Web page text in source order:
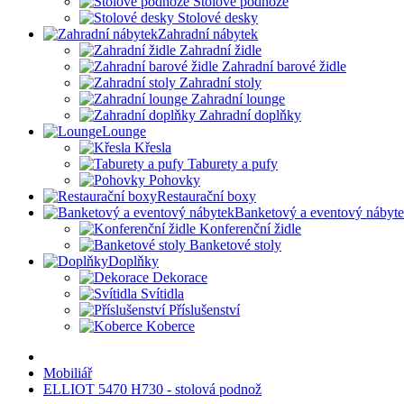
Stolové desky
Zahradní nábytek
Zahradní židle
Zahradní barové židle
Zahradní stoly
Zahradní lounge
Zahradní doplňky
Lounge
Křesla
Taburety a pufy
Pohovky
Restaurační boxy
Banketový a eventový
Konferenční židle
Banketové stoly
Doplňky
Dekorace
Svítidla
Příslušenství
Koberce
Mobiliář
ELLIOT 5470 H730 - stolová podnož